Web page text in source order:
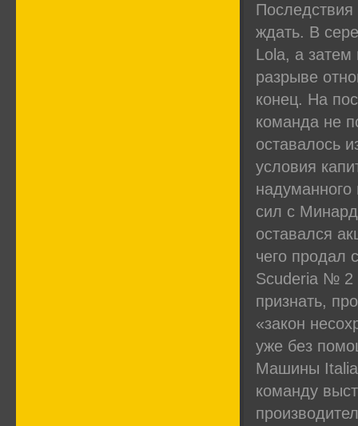
Последствия
ждать. В
Lola, а
разрыве
конец. На
команда не
оставалось
условия
надуманного
сил с
оставался
чего продал
Scuderia № 2
признать,
«закон
уже без
Машины Italia
команду